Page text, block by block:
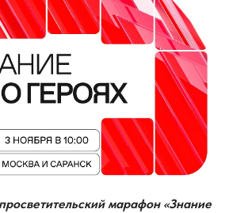
марафон «Знание